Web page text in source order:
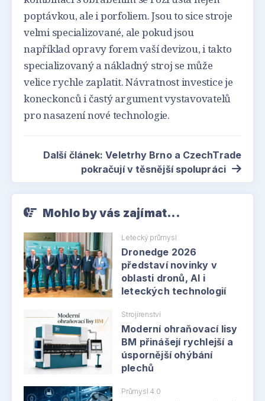
poptávkou, ale i porfoliem. Jsou to sice stroje
velmi specializované, ale pokud jsou
například opravy forem vaší devizou, i takto
specializovaný a nákladný stroj se může
velice rychle zaplatit. Návratnost investice je
koneckonců i častý argument vystavovatelů
pro nasazení nové technologie.
Další článek: Veletrhy Brno a CzechTrade
pokračují v těsnější spolupráci
Mohlo by vás zajímat...
Letecký průmysl
Dronedge 2026
představí novinky v
oblasti dronů, AI i
leteckých technologií
Strojírenství
Moderní ohraňovací lisy
BM přinášejí rychlejší a
úspornější ohýbání
plechů
Průmysl 4.0